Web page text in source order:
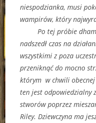
niespodzianka, musi
wampirów, który
Po tej próbie
nadszedł czas na
wszystkimi z poza
przeniknąć do mocno
którym w chwili obecnej
ten jest odpowiedzialny
stworów poprzez
Riley. Dziewczyna ma